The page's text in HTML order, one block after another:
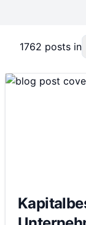
1762 posts in